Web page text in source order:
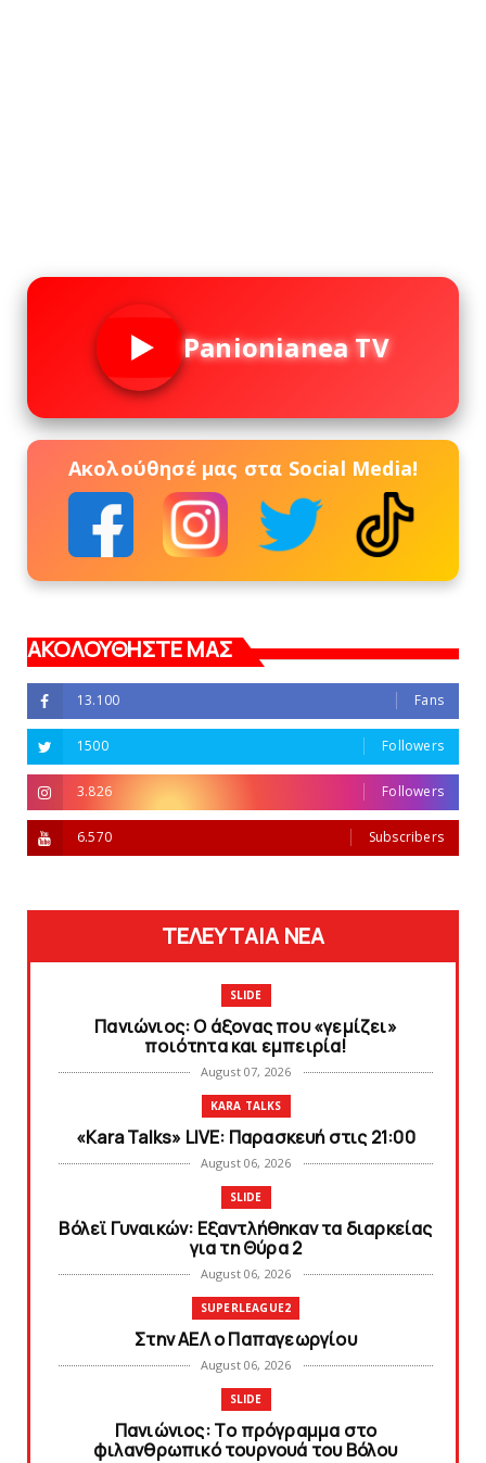
Panionianea TV
Ακολούθησέ μας στα Social Media!
ΑΚΟΛΟΥΘΗΣΤΕ ΜΑΣ
13.100 Fans
1500 Followers
3.826 Followers
6.570 Subscribers
ΤΕΛΕΥΤΑΙΑ ΝΕΑ
SLIDE
Πανιώνιος: O άξονας που «γεμίζει»
ποιότητα και εμπειρία!
August 07, 2026
KARA TALKS
«Kara Talks» LIVE: Παρασκευή στις 21:00
August 06, 2026
SLIDE
Bόλεϊ Γυναικών: Εξαντλήθηκαν τα διαρκείας
για τη Θύρα 2
August 06, 2026
SUPERLEAGUE2
Στην AEΛ ο Παπαγεωργίου
August 06, 2026
SLIDE
Πανιώνιoς: Tο πρόγραμμα στο
φιλανθρωπικό τουρνουά του Bόλου